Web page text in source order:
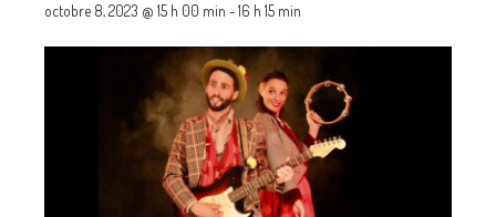
octobre 8, 2023 @ 15 h 00 min -16 h 15 min